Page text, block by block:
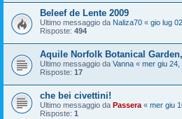
Beleef de Lente 2009
Ultimo messaggio da Naliza70 « gio lug
Risposte: 494
Aquile Norfolk Botanical
Ultimo messaggio da Vanna « mer giu 24,
Risposte: 17
che bei civettini!
Ultimo messaggio da Passera « mer giu
Risposte: 1